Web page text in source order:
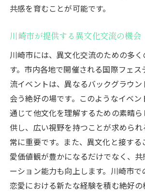
共感を育むことが可能です。
川崎市が提供する異文化交流の機会
川崎市には、異文化交流のための多
す。市内各地で開催される国際フェス
流イベントは、異なるバックグラウ
会う絶好の場です。このようなイベン
通じて他文化を理解するための素晴
供し、広い視野を持つことが求めら
常に重要です。また、異文化と接する
愛価値観が豊かになるだけでなく、
ーション能力も向上します。川崎市で
恋愛における新たな経験を積む絶好